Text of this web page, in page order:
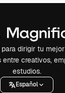
dirigir tu
creativos,
estudios.
Español